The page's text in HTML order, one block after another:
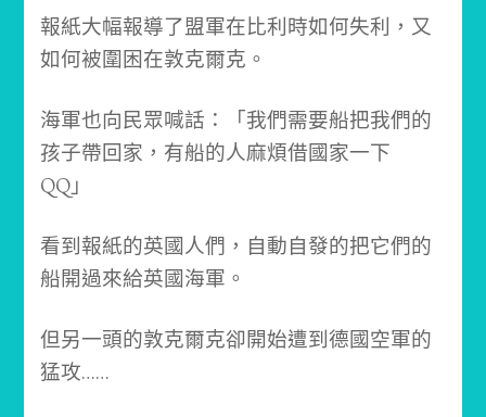
報紙大幅報導了盟軍在比利時如何失利，又
如何被圍困在敦克爾克。
海軍也向民眾喊話：
「我們需要船把我們的
孩子帶回家，有船的人麻煩借國家一下
QQ」
看到報紙的英國人們，自動自發的把它們的
船開過來給英國海軍。
但另一頭的敦克爾克卻開始遭到德國空軍的
猛攻……